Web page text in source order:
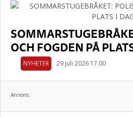
OCH FOGDEN PÅ
NYHETER 29 juli 2026 17.00
Annons: